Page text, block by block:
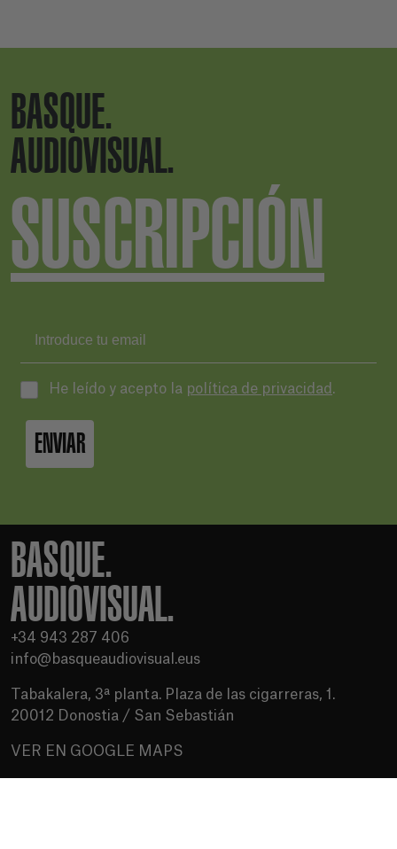
BASQUE.
AUDIOVISUAL.
SUSCRIPCIÓN
He leído y acepto la política de privacidad .
ENVIAR
BASQUE.
AUDIOVISUAL.
+34 943 287 406
info@basqueaudiovisual.eus
Tabakalera, 3ª planta. Plaza de las cigarreras, 1.
20012 Donostia / San Sebastián
VER EN GOOGLE MAPS